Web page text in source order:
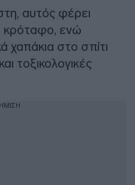
αυτός φέρει
κρόταφο, ενώ
χαπάκια στο σπίτι
τοξικολογικές